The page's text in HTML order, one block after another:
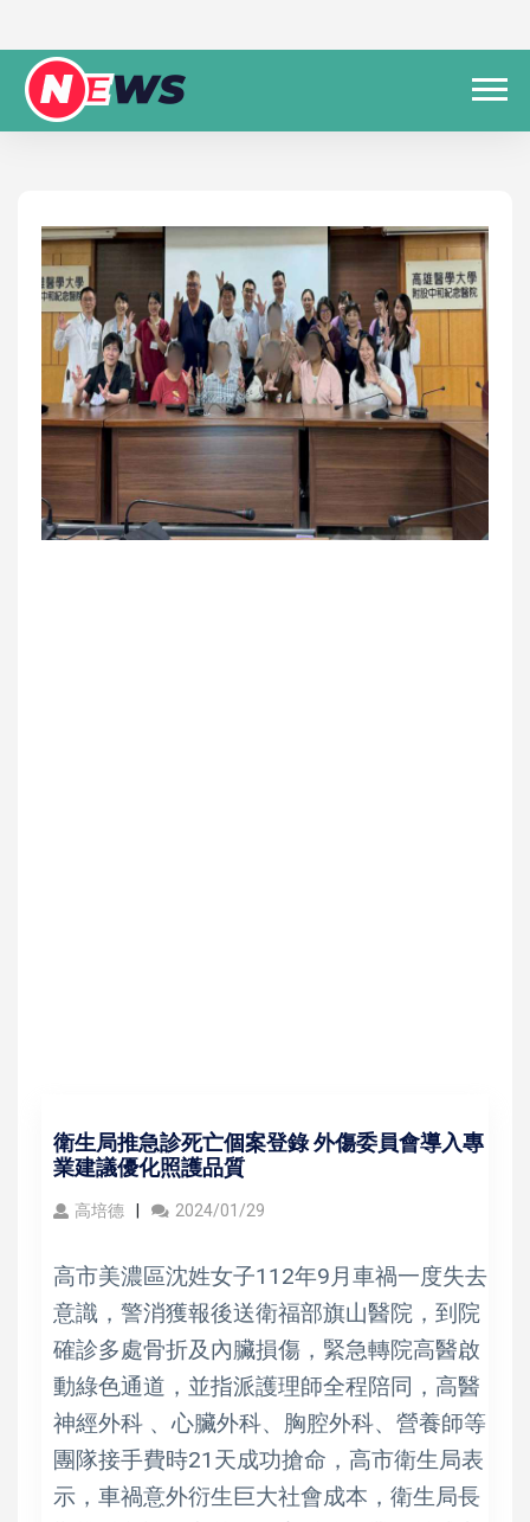
衛生局推急診死亡個案登錄 外傷委員會導入專
業建議優化照護品質
高培德 2024/01/29
高市美濃區沈姓女子112年9月車禍一度失去
意識，警消獲報後送衛福部旗山醫院，到院
確診多處骨折及內臟損傷，緊急轉院高醫啟
動綠色通道，並指派護理師全程陪同，高醫
神經外科 、心臟外科、胸腔外科、營養師等
團隊接手費時21天成功搶命，高市衛生局表
示，車禍意外衍生巨大社會成本，衛生局長